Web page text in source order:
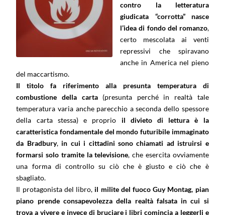
contro la letteratura
giudicata “corrotta” nasce
l’idea di fondo del romanzo,
certo mescolata ai venti
repressivi che spiravano
anche in America nel pieno
del maccartismo.
Il titolo fa riferimento alla presunta temperatura di
combustione della carta(presunta perché in realtà tale
temperatura varia anche parecchio a seconda dello spessore
della carta stessa) e proprio il divieto di lettura è la
caratteristica fondamentale del mondo futuribile immaginato
da Bradbury, in cui i cittadini sono chiamati ad istruirsi e
formarsi solo tramite la televisione, che esercita ovviamente
una forma di controllo su ciò che è giusto e ciò che è
sbagliato.
Il protagonista del libro, il milite del fuoco Guy Montag, pian
piano prende consapevolezza della realtà falsata in cui si
trova a vivere e invece di bruciare i libri comincia a leggerli e